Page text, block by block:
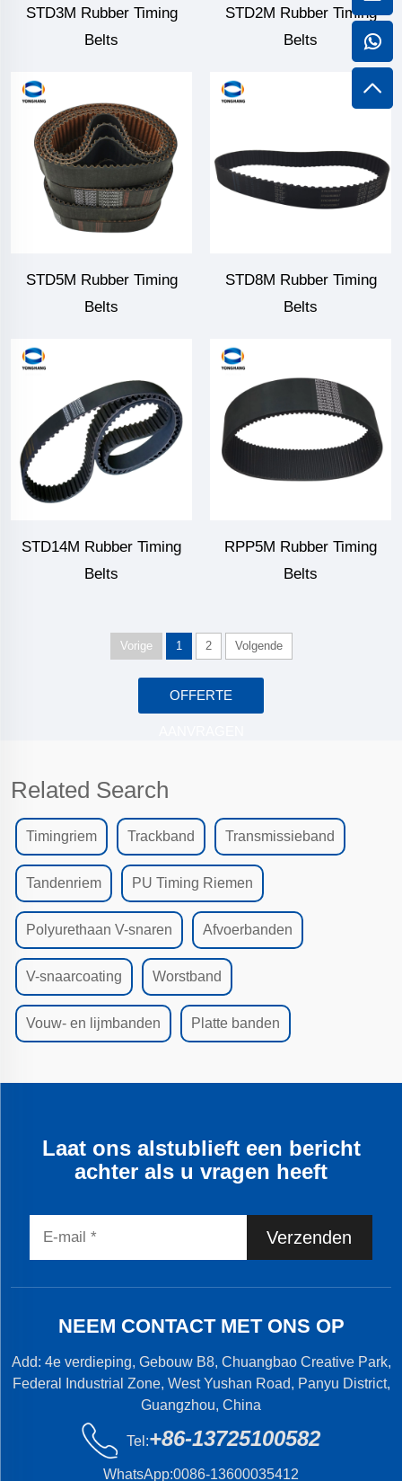
STD3M Rubber Timing
Belts
STD2M Rubber Timing
Belts
STD5M Rubber Timing
Belts
STD8M Rubber Timing
Belts
STD14M Rubber Timing
Belts
RPP5M Rubber Timing
Belts
Vorige 1 2 Volgende
OFFERTE
Related Search
Timingriem Trackband Transmissieband
Tandenriem PU Timing Riemen
Polyurethaan V-snaren Afvoerbanden
V-snaarcoating Worstband
Vouw- en lijmbanden Platte banden
Laat ons alstublieft een bericht
achter als u vragen heeft
Verzenden
NEEM CONTACT MET ONS OP
Add: 4e verdieping, Gebouw B8, Chuangbao Creative Park,
Federal Industrial Zone, West Yushan Road, Panyu District,
Guangzhou, China
Tel:+86-13725100582
WhatsApp:0086-13600035412